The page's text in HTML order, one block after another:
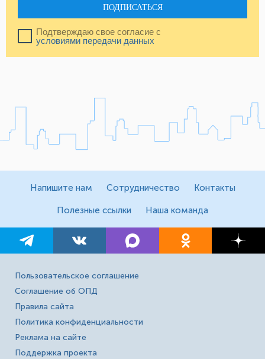
ПОДПИСАТЬСЯ
Подтверждаю свое согласие с
условиями передачи данных
Напишите нам Сотрудничество Контакты
Полезные ссылки Наша команда
Пользовательское соглашение
Соглашение об ОПД
Правила сайта
Политика конфиденциальности
Реклама на сайте
Поддержка проекта